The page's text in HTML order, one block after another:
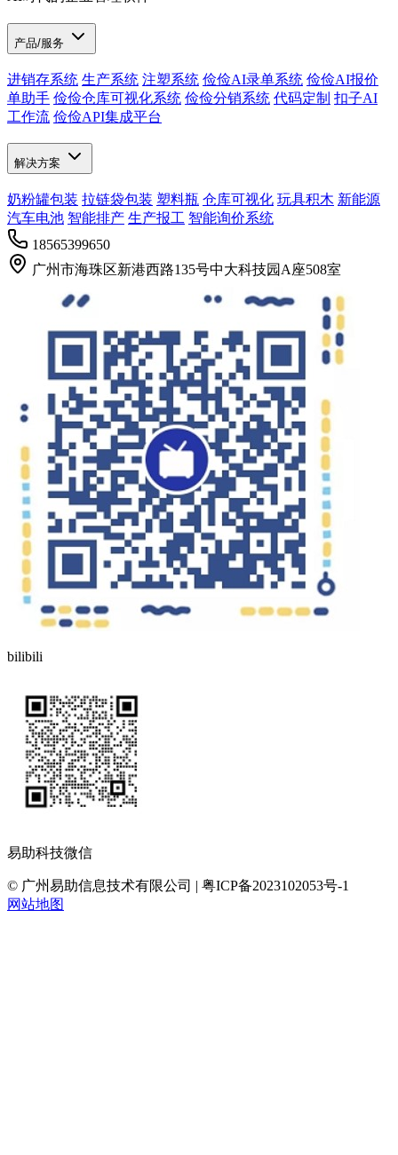
产品/服务
进销存系统 生产系统 注塑系统 俭俭AI录单系统 俭俭AI报价
单助手 俭俭仓库可视化系统 俭俭分销系统 代码定制 扣子AI
工作流 俭俭API集成平台
解决方案
奶粉罐包装 拉链袋包装 塑料瓶 仓库可视化 玩具积木 新能源
汽车电池 智能排产 生产报工 智能询价系统
18565399650
广州市海珠区新港西路135号中大科技园A座508室
bilibili
易助科技微信
© 广州易助信息技术有限公司 | 粤ICP备2023102053号-1
网站地图